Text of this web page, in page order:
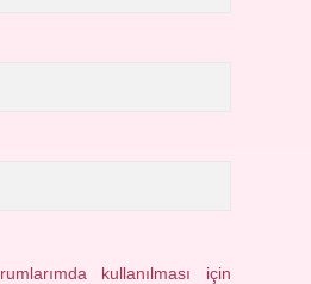
kullanılması için